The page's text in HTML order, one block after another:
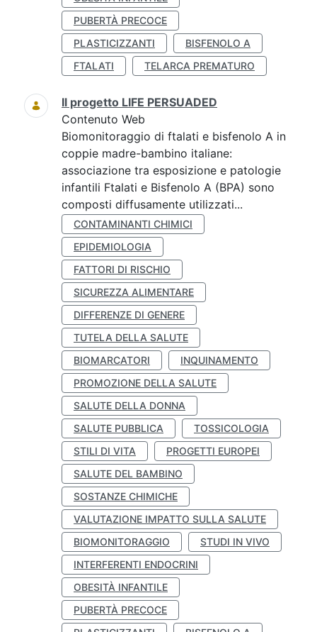
PUBERTÀ PRECOCE
PLASTICIZZANTI
BISFENOLO A
FTALATI
TELARCA PREMATURO
Il progetto LIFE PERSUADED
Contenuto Web
Biomonitoraggio di ftalati e bisfenolo A in
coppie madre-bambino italiane:
associazione tra esposizione e patologie
infantili Ftalati e Bisfenolo A (BPA) sono
composti diffusamente utilizzati...
CONTAMINANTI CHIMICI
EPIDEMIOLOGIA
FATTORI DI RISCHIO
SICUREZZA ALIMENTARE
DIFFERENZE DI GENERE
TUTELA DELLA SALUTE
BIOMARCATORI
INQUINAMENTO
PROMOZIONE DELLA SALUTE
SALUTE DELLA DONNA
SALUTE PUBBLICA
TOSSICOLOGIA
STILI DI VITA
PROGETTI EUROPEI
SALUTE DEL BAMBINO
SOSTANZE CHIMICHE
VALUTAZIONE IMPATTO SULLA SALUTE
BIOMONITORAGGIO
STUDI IN VIVO
INTERFERENTI ENDOCRINI
OBESITÀ INFANTILE
PUBERTÀ PRECOCE